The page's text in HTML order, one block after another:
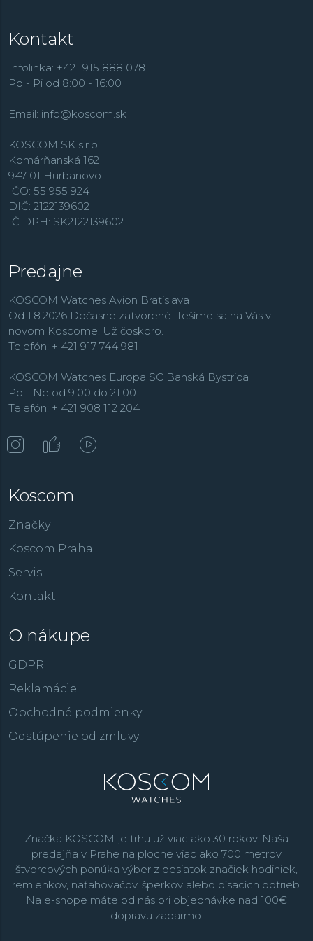
Kontakt
Infolinka: +421 915 888 078
Po - Pi od 8:00 - 16:00
Email: info@koscom.sk
KOSCOM SK s.r.o.
Komárňanská 162
947 01 Hurbanovo
IČO: 55 955 924
DIČ: 2122139602
IČ DPH: SK2122139602
Predajne
KOSCOM Watches Avion Bratislava
Od 1.8.2026 Dočasne zatvorené. Tešíme sa na Vás v
novom Koscome. Už čoskoro.
Telefón: + 421 917 744 981
KOSCOM Watches Europa SC Banská Bystrica
Po - Ne od 9:00 do 21:00
Telefón: + 421 908 112 204
Koscom
Značky
Koscom Praha
Servis
Kontakt
O nákupe
GDPR
Reklamácie
Obchodné podmienky
Odstúpenie od zmluvy
Značka KOSCOM je trhu už viac ako 30 rokov. Naša
predajňa v Prahe na ploche viac ako 700 metrov
štvorcových ponúka výber z desiatok značiek hodiniek,
remienkov, naťahovačov, šperkov alebo písacích potrieb.
Na e-shope máte od nás pri objednávke nad 100€
dopravu zadarmo.